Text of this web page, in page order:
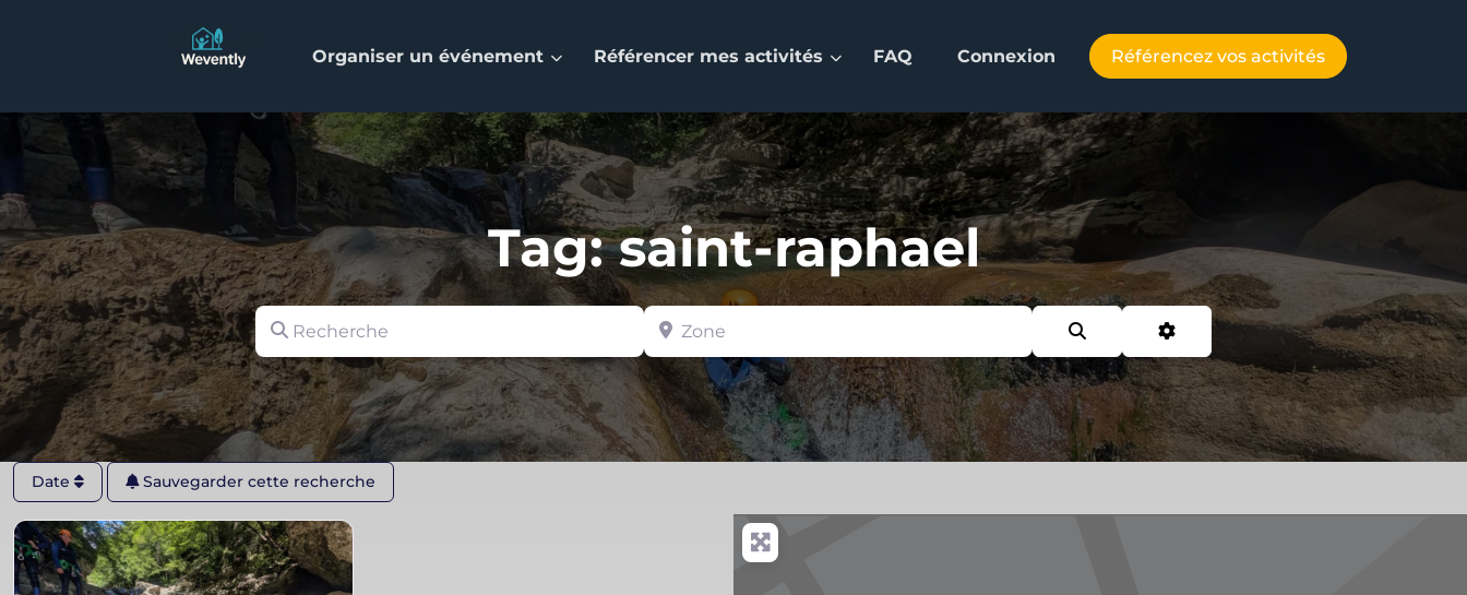
Organiser un événement Référencer mes activités FAQ Connexion Référencez vos activités
Tag: saint-raphael
Recherche Zone Advanced Filters
Date Sauvegarder cette recherche